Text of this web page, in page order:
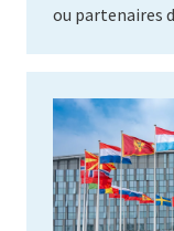
ou partenaires